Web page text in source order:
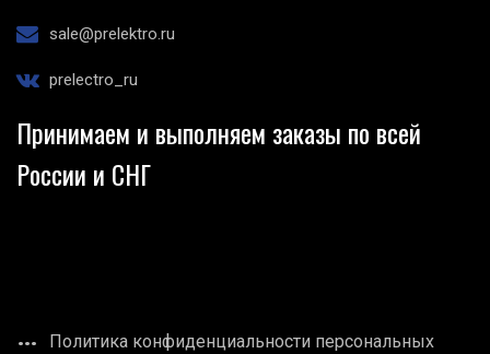
sale@prelektro.ru
prelectro_ru
Принимаем и выполняем заказы по всей
России и СНГ
Политика конфиденциальности персональных